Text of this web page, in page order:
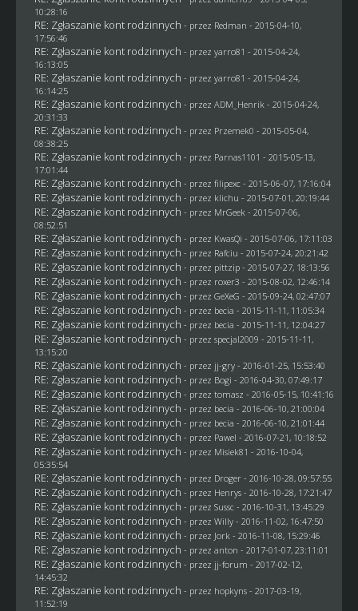
10:28:16
RE: Zgłaszanie kont rodzinnych - przez Redman - 2015-04-10,
17:56:46
RE: Zgłaszanie kont rodzinnych - przez yarro81 - 2015-04-24,
16:13:05
RE: Zgłaszanie kont rodzinnych - przez yarro81 - 2015-04-24,
16:14:25
RE: Zgłaszanie kont rodzinnych - przez ADM_Henrik- 2015-04-24,
20:31:33
RE: Zgłaszanie kont rodzinnych - przez Przemek0 - 2015-05-04,
08:38:25
RE: Zgłaszanie kont rodzinnych - przez Parnas1101 - 2015-05-13,
17:01:44
RE: Zgłaszanie kont rodzinnych - przez filipexc- 2015-06-07, 17:16:04
RE: Zgłaszanie kont rodzinnych - przez klichu - 2015-07-01, 20:19:44
RE: Zgłaszanie kont rodzinnych - przez MrGeek- 2015-07-06,
08:52:51
RE: Zgłaszanie kont rodzinnych - przez KwasQi - 2015-07-06, 17:11:03
RE: Zgłaszanie kont rodzinnych - przez Rafciu - 2015-07-24, 20:21:42
RE: Zgłaszanie kont rodzinnych - przez pittzip- 2015-07-27, 18:13:56
RE: Zgłaszanie kont rodzinnych - przez roxer3 - 2015-08-02, 12:46:14
RE: Zgłaszanie kont rodzinnych - przez GeXeG - 2015-09-24, 02:47:07
RE: Zgłaszanie kont rodzinnych - przez becia - 2015-11-11, 11:05:34
RE: Zgłaszanie kont rodzinnych - przez becia - 2015-11-11, 12:04:27
RE: Zgłaszanie kont rodzinnych - przez specjal2009 - 2015-11-11,
13:15:20
RE: Zgłaszanie kont rodzinnych - przez jj-gry- 2016-01-25, 15:53:40
RE: Zgłaszanie kont rodzinnych - przez Bogi - 2016-04-30, 07:49:17
RE: Zgłaszanie kont rodzinnych - przez tomasz - 2016-05-15, 10:41:16
RE: Zgłaszanie kont rodzinnych - przez becia - 2016-06-10, 21:00:04
RE: Zgłaszanie kont rodzinnych - przez becia - 2016-06-10, 21:01:44
RE: Zgłaszanie kont rodzinnych - przez Pawel - 2016-07-21, 10:18:52
RE: Zgłaszanie kont rodzinnych - przez Misiek81 - 2016-10-04,
05:35:54
RE: Zgłaszanie kont rodzinnych - przez Droger- 2016-10-28, 09:57:55
RE: Zgłaszanie kont rodzinnych - przez Henrys- 2016-10-28, 17:21:47
RE: Zgłaszanie kont rodzinnych - przez Sussc- 2016-10-31, 13:45:29
RE: Zgłaszanie kont rodzinnych - przez Willy- 2016-11-02, 16:47:50
RE: Zgłaszanie kont rodzinnych - przez Jork- 2016-11-08, 15:29:46
RE: Zgłaszanie kont rodzinnych - przez anton - 2017-01-07, 23:11:01
RE: Zgłaszanie kont rodzinnych - przez jj-forum - 2017-02-12,
14:45:32
RE: Zgłaszanie kont rodzinnych - przez hopkyns- 2017-03-19,
11:52:19